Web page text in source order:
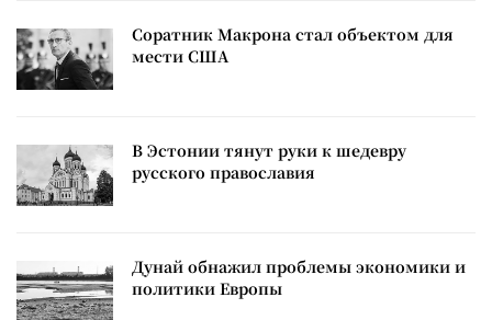
Соратник Макрона стал объектом для
мести США
В Эстонии тянут руки к шедевру
русского православия
Дунай обнажил проблемы экономики и
политики Европы